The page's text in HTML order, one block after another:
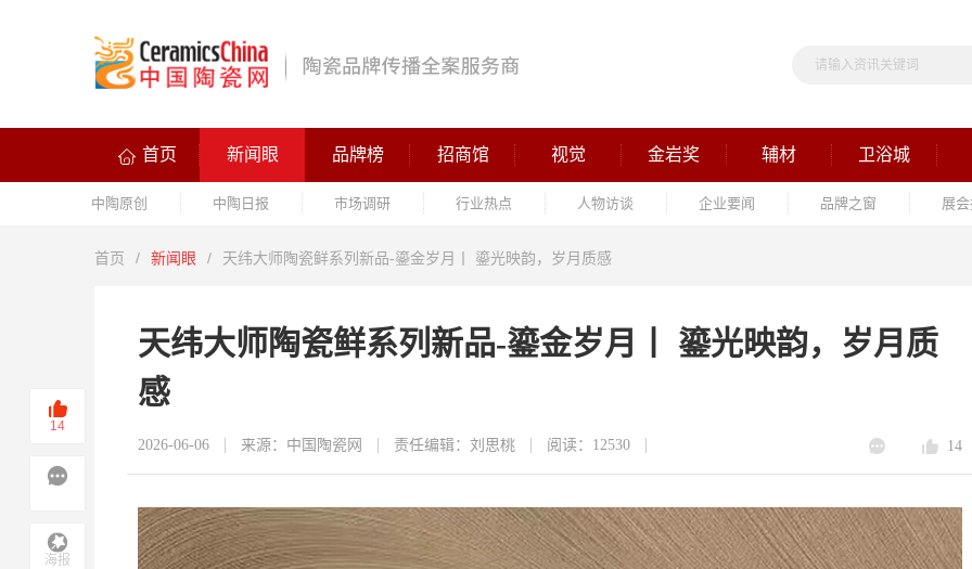
首页 新闻眼 品牌榜 招商馆 视觉 金岩奖 辅材 卫浴城
中陶原创 中陶日报 市场调研 行业热点 人物访谈 企业要闻 品牌之窗 展
首页 / 新闻眼 / 天纬大师陶瓷鲜系列新品-鎏金岁月丨 鎏光映韵，岁月质感
天纬大师陶瓷鲜系列新品-鎏金岁月丨 鎏光映韵，岁月质
感
2026-06-06 来源：中国陶瓷网 责任编辑：刘思桃 阅读：12530 14
14
海报